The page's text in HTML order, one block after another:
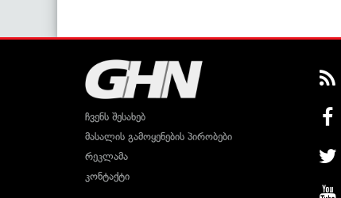
ჩვენს შესახებ
მასალის გამოყენების პირობები
რეკლამა
კონტაქტი